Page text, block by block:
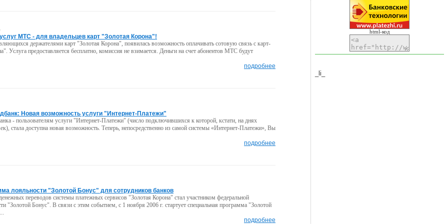
МТС - для владельцев карт "Золотая Корона"!
держателями карт "Золотая Корона", появилась возможность оплачивать сотовую связь с карт-
Услуга предоставляется бесплатно, комиссия не взимается. Деньги на счет абонентов МТС будут
подробнее
Новая возможность услуги "Интернет-Платежи"
- пользователям услуги "Интернет-Платежи" (число подключившихся к которой, кстати, на днях
стала доступна новая возможность. Теперь, непосредственно из самой системы «Интернет-Платежи», Вы
подробнее
лояльности "Золотой Бонус" для сотрудников банков
переводов системы платежных сервисов "Золотая Корона" стал участником федеральной
"Золотой Бонус". В связи с этим событием, с 1 ноября 2006 г. стартует специальная программа "Золотой
подробнее
html-код
_li_